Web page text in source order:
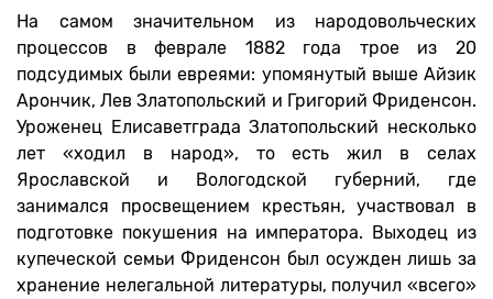
На самом значительном из народовольческих
процессов в феврале 1882 года трое из 20
подсудимых были евреями: упомянутый выше Айзик
Арончик, Лев Златопольский и Григорий Фриденсон.
Уроженец Елисаветграда Златопольский несколько
лет «ходил в народ», то есть жил в селах
Ярославской и Вологодской губерний, где
занимался просвещением крестьян, участвовал в
подготовке покушения на императора. Выходец из
купеческой семьи Фриденсон был осужден лишь за
хранение нелегальной литературы, получил «всего»